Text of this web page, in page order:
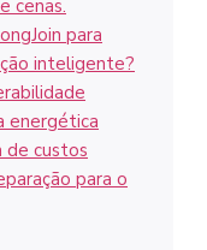
cenas.
para
inteligente?
energética
de custos
para o